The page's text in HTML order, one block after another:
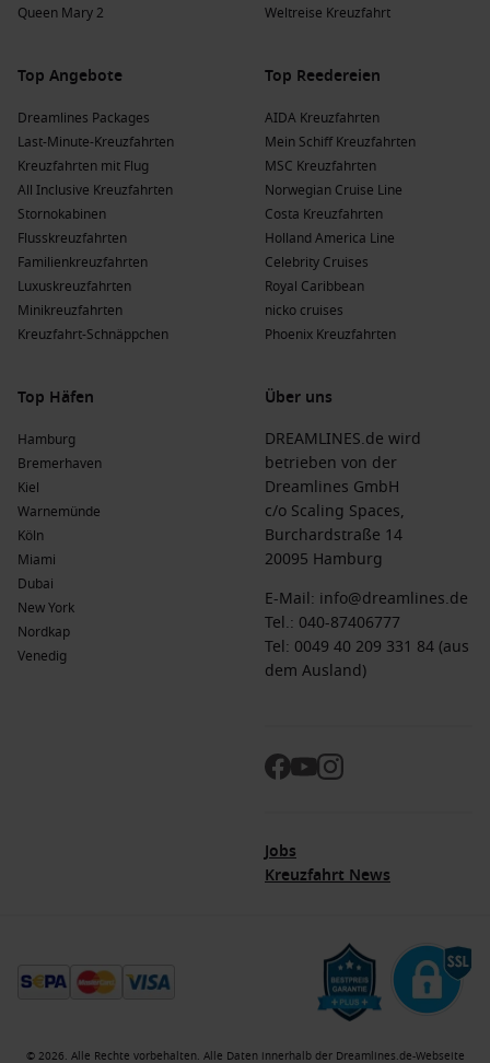
Queen Mary 2
Weltreise Kreuzfahrt
Top Angebote
Dreamlines Packages
Last-Minute-Kreuzfahrten
Kreuzfahrten mit Flug
All Inclusive Kreuzfahrten
Stornokabinen
Flusskreuzfahrten
Familienkreuzfahrten
Luxuskreuzfahrten
Minikreuzfahrten
Kreuzfahrt-Schnäppchen
Top Reedereien
AIDA Kreuzfahrten
Mein Schiff Kreuzfahrten
MSC Kreuzfahrten
Norwegian Cruise Line
Costa Kreuzfahrten
Holland America Line
Celebrity Cruises
Royal Caribbean
nicko cruises
Phoenix Kreuzfahrten
Top Häfen
Hamburg
Bremerhaven
Kiel
Warnemünde
Köln
Miami
Dubai
New York
Nordkap
Venedig
Über uns
DREAMLINES.de wird
betrieben von der
Dreamlines GmbH
c/o Scaling Spaces,
Burchardstraße 14
20095 Hamburg
E-Mail: info@dreamlines.de
Tel.: 040-87406777
Tel: 0049 40 209 331 84 (aus
dem Ausland)
Jobs
Kreuzfahrt News
© 2026. Alle Rechte vorbehalten. Alle Daten innerhalb der Dreamlines.de-Webseite